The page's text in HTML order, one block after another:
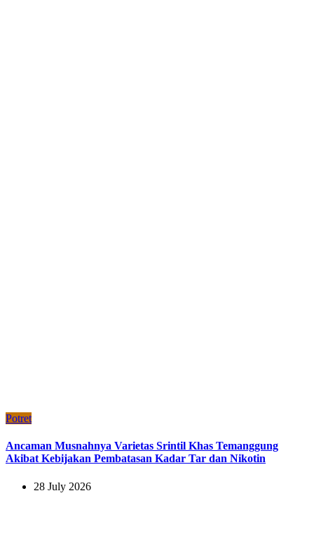
Potret
Ancaman Musnahnya Varietas Srintil Khas Temanggung
Akibat Kebijakan Pembatasan Kadar Tar dan Nikotin
28 July 2026